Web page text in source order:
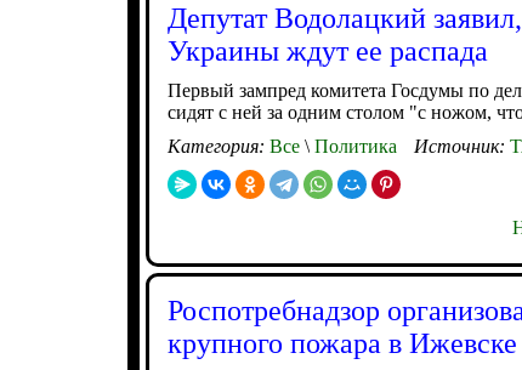
Депутат Водолацкий
Украины ждут ее распада
Первый зампред комитета Госдумы по
сидят с ней за одним столом "с ножом,
Категория: Все \ Политика Источник:
Роспотребнадзор
крупного пожара в Ижевске